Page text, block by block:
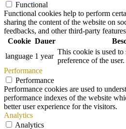
Functional
Functional cookies help to perform
sharing the content of the website on
feedbacks, and other third-party
Cookie Dauer
language 1 year
This cookie is used to
preference of the user.
Performance
Performance
Performance cookies are used to
performance indexes of the website
better user experience for the visitors.
Analytics
Analytics